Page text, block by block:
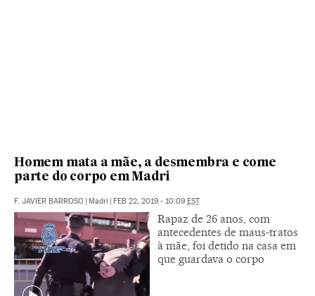
Homem mata a mãe, a desmembra e come
parte do corpo em Madri
F. JAVIER BARROSO Madri FEB 22, 2019 - 10:09 EST
Rapaz de 26 anos, com
antecedentes de maus-tratos
à mãe, foi detido na casa em
que guardava o corpo